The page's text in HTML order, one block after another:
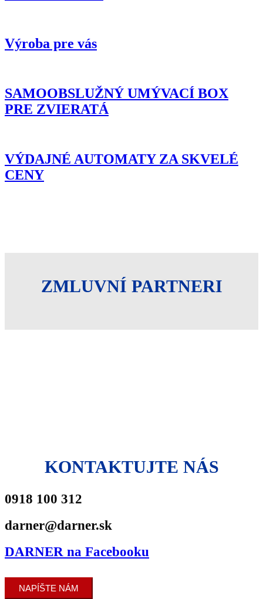
Výroba pre vás
SAMOOBSLUŽNÝ UMÝVACÍ BOX
PRE ZVIERATÁ
VÝDAJNÉ AUTOMATY ZA SKVELÉ
CENY
ZMLUVNÍ PARTNERI
KONTAKTUJTE NÁS
0918 100 312
darner@darner.sk
DARNER na Facebooku
NAPÍŠTE NÁM